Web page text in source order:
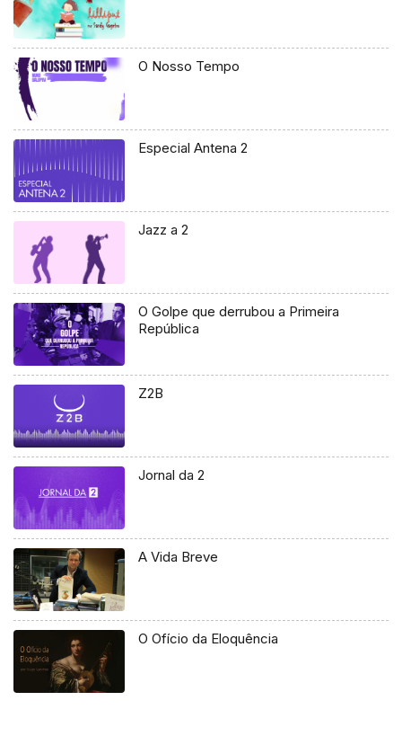
O Nosso Tempo
Especial Antena 2
Jazz a 2
O Golpe que derrubou a Primeira
República
Z2B
Jornal da 2
A Vida Breve
O Ofício da Eloquência